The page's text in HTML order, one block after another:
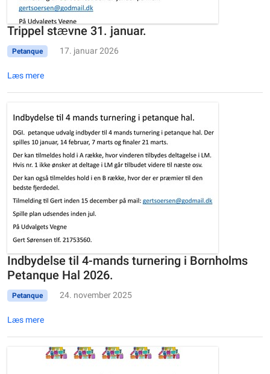
Trippel stævne 31. januar.
Petanque 17. januar 2026
Læs mere
Indbydelse til 4-mands turnering i Bornholms
Petanque Hal 2026.
Petanque 24. november 2025
Læs mere